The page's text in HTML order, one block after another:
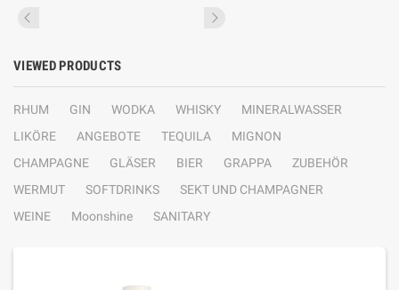
VIEWED PRODUCTS
RHUM GIN WODKA WHISKY
MINERALWASSER
LIKÖRE
ANGEBOTE TEQUILA
MIGNON
CHAMPAGNE
GLÄSER BIER GRAPPA
ZUBEHÖR
WERMUT
SOFTDRINKS
SEKT UND CHAMPAGNER
WEINE
Moonshine SANITARY